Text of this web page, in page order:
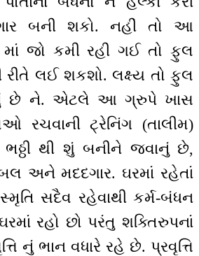
બની શકો. નહીં તો આ
જો કમી રહી ગઈ તો ફુલ
રીતે લઈ શકશો. લક્ષ્ય તો ફુલ
છે ને. એટલે આ ગ્રુપે ખાસ
રચવાની ટ્રેનિંગ (તાલીમ)
થી શું બનીને જવાનું છે,
અને મદદગાર. ઘરમાં રહેતાં
સદૈવ રહેવાથી કર્મ-બંધન
રહો છો પરંતુ શક્તિરુપનાં
નું ભાન વધારે રહે છે. પ્રવૃત્તિ